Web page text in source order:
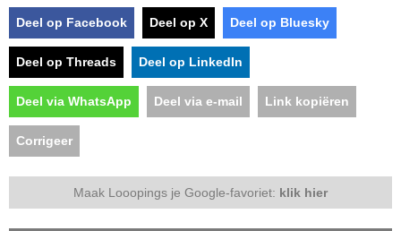
Deel op Facebook Deel op X Deel op Bluesky
Deel op Threads Deel op LinkedIn
Deel via WhatsApp Deel via e-mail Link kopiëren
Corrigeer
Maak Looopings je Google-favoriet: klik hier